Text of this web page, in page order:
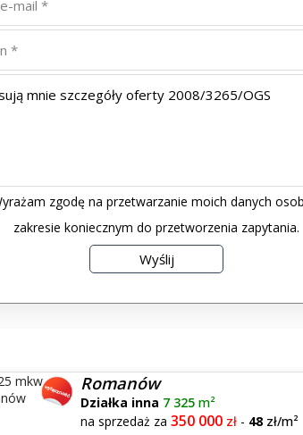
zgodę na przetwarzanie moich danych
zakresie koniecznym do przetworzenia zapytania.
Romanów
Działka inna 7 325 m²
na sprzedaż za 350 000 zł - 48 zł/m²